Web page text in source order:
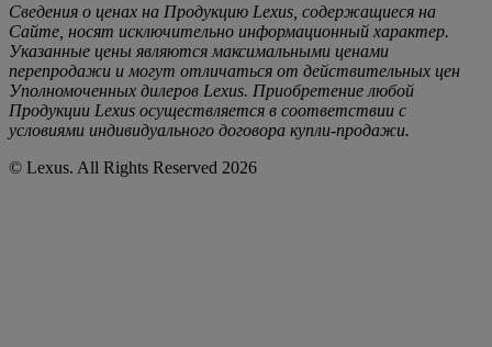
Сведения о ценах на Продукцию Lexus, содержащиеся на
Сайте, носят исключительно информационный характер.
Указанные цены являются максимальными ценами
перепродажи и могут отличаться от действительных цен
Уполномоченных дилеров Lexus. Приобретение любой
Продукции Lexus осуществляется в соответствии с
условиями индивидуального договора купли-продажи.
© Lexus. All Rights Reserved 2026